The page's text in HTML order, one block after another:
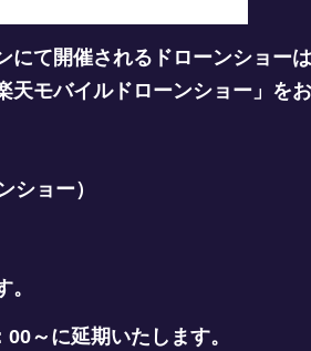
にて開催されるドローンショー
モバイルドローンショー」をお
ョー）
～に延期いたします。